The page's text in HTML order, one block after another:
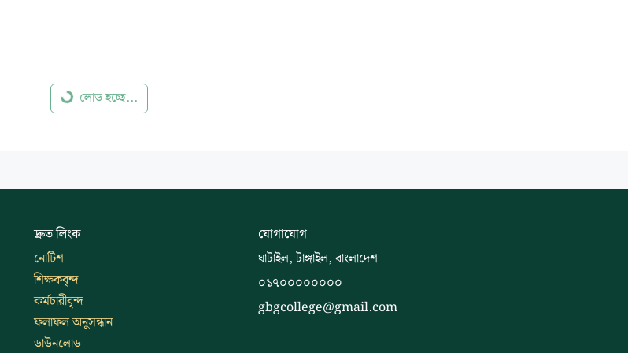
লোড হচ্ছে...
দ্রুত লিংক
নোটিশ
শিক্ষকবৃন্দ
কর্মচারীবৃন্দ
ফলাফল অনুসন্ধান
ডাউনলোড
যোগাযোগ
ঘাটাইল, টাঙ্গাইল, বাংলাদেশ
০১৭০০০০০০০০
gbgcollege@gmail.com